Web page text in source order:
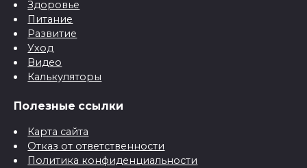
Здоровье
Питание
Развитие
Уход
Видео
Калькуляторы
Полезные ссылки
Карта сайта
Отказ от ответственности
Политика конфиденциальности